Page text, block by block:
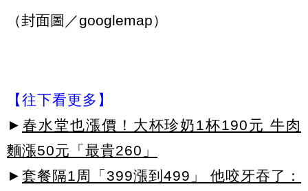
（封面圖／googlemap）
【往下看更多】
► 春水堂也漲價！大杯珍奶1杯190元 牛肉
麵漲50元「最貴260」
► 套餐隔1周「399漲到499」 他咬牙吞了：